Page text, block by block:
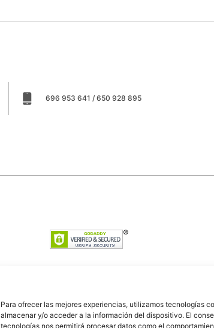
Para ofrecer las mejores experiencias, utilizamos tecnologías
almacenar y/o acceder a la información del dispositivo. El
tecnologías nos permitirá procesar datos como el
696 953 641 / 650 928 895